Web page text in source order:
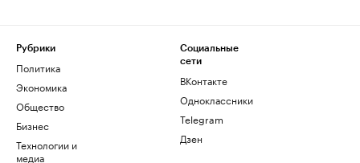
Рубрики
Политика
Экономика
Общество
Бизнес
Технологии и
медиа
Социальные
сети
ВКонтакте
Одноклассники
Telegram
Дзен